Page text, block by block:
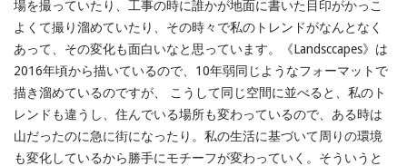
場を撮っていたり、工事の時に誰かが地面に書いた目印がかっこ
よくて撮り溜めていたり、その時々で私のトレンドがなんとなく
あって、その変化も面白いなと思っています。《Landsccapes》は
2016年頃から描いているので、10年弱同じようなフォーマットで
描き溜めているのですが、 こうして同じ空間に並べると、私のト
レンドも違うし、住んでいる場所も変わっているので、ある時は
山だったのに急に街になったり。私の生活に基づいて周りの環境
も変化しているから勝手にモチーフが変わっていく。そういうと